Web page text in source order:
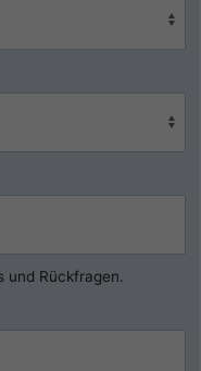
und Rückfragen.